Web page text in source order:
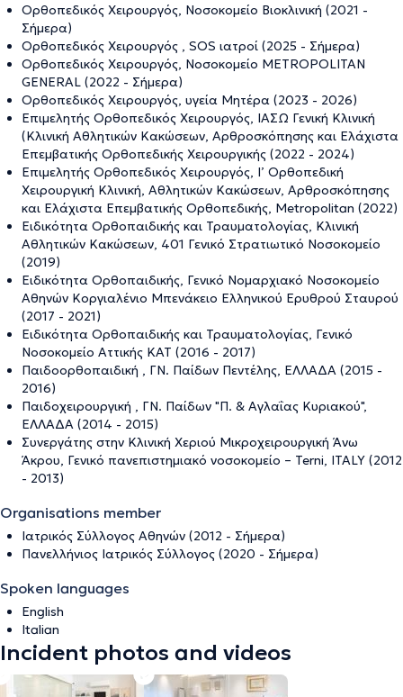
Ορθοπεδικός Χειρουργός, Νοσοκομείο Βιοκλινική (2021 -
Σήμερα)
Ορθοπεδικός Χειρουργός , SOS ιατροί (2025 - Σήμερα)
Ορθοπεδικός Χειρουργός, Νοσοκομείο METROPOLITAN
GENERAL (2022 - Σήμερα)
Ορθοπεδικός Χειρουργός, υγεία Μητέρα (2023 - 2026)
Επιμελητής Ορθοπεδικός Χειρουργός, ΙΑΣΩ Γενική Κλινική
(Κλινική Αθλητικών Κακώσεων, Αρθροσκόπησης και Ελάχιστα
Επεμβατικής Ορθοπεδικής Χειρουργικής (2022 - 2024)
Επιμελητής Ορθοπεδικός Χειρουργός, Ι’ Ορθοπεδική
Χειρουργική Κλινική, Αθλητικών Κακώσεων, Αρθροσκόπησης
και Ελάχιστα Επεμβατικής Ορθοπεδικής, Metropolitan (2022)
Ειδικότητα Ορθοπαιδικής και Τραυματολογίας, Κλινική
Αθλητικών Κακώσεων, 401 Γενικό Στρατιωτικό Νοσοκομείο
(2019)
Ειδικότητα Ορθοπαιδικής, Γενικό Νομαρχιακό Νοσοκομείο
Αθηνών Κοργιαλένιο Μπενάκειο Ελληνικού Ερυθρού Σταυρού
(2017 - 2021)
Ειδικότητα Ορθοπαιδικής και Τραυματολογίας, Γενικό
Νοσοκομείο Αττικής ΚΑΤ (2016 - 2017)
Παιδοορθοπαιδική , ΓΝ. Παίδων Πεντέλης, ΕΛΛΑΔΑ (2015 -
2016)
Παιδοχειρουργική , ΓΝ. Παίδων "Π. & Αγλαΐας Κυριακού",
ΕΛΛΑΔΑ (2014 - 2015)
Συνεργάτης στην Κλινική Χεριού Μικροχειρουργική Άνω
Άκρου, Γενικό πανεπιστημιακό νοσοκομείο – Terni, ITALY (2012
- 2013)
Organisations member
Ιατρικός Σύλλογος Αθηνών (2012 - Σήμερα)
Πανελλήνιος Ιατρικός Σύλλογος (2020 - Σήμερα)
Spoken languages
English
Italian
Incident photos and videos